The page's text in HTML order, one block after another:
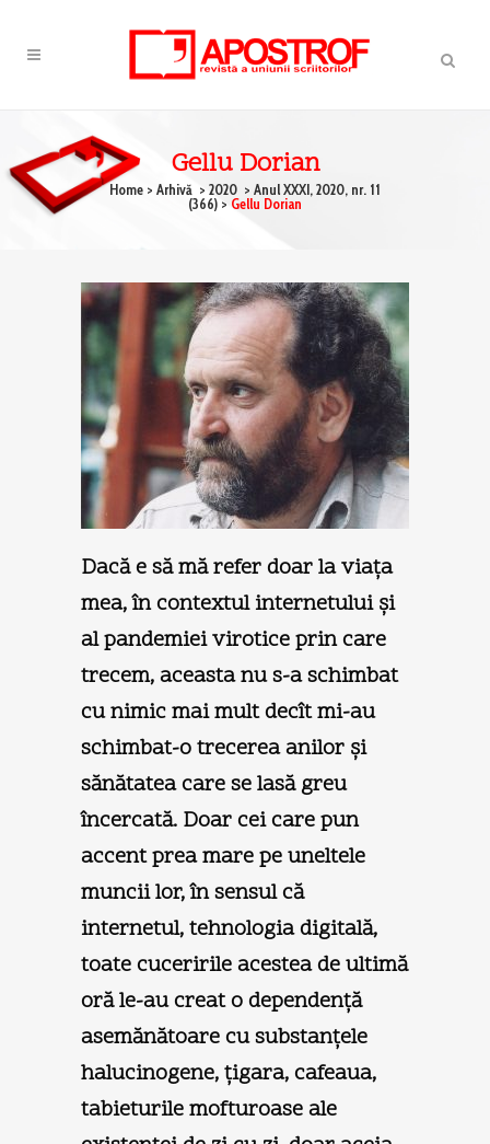
Gellu Dorian
Home > Arhivă > 2020 > Anul XXXI, 2020, nr. 11
(366) > Gellu Dorian
Dacă e să mă refer doar la viaţa
mea, în contextul internetului şi
al pandemiei virotice prin care
trecem, aceasta nu s-a schimbat
cu nimic mai mult decît mi-au
schimbat-o trecerea anilor şi
sănătatea care se lasă greu
încercată. Doar cei care pun
accent prea mare pe uneltele
muncii lor, în sensul că
internetul, tehnologia digitală,
toate cuceririle acestea de ultimă
oră le-au creat o dependenţă
asemănătoare cu substanţele
halucinogene, ţigara, cafeaua,
tabieturile mofturoase ale